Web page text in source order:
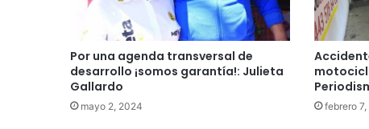
Por una agenda transversal de
desarrollo ¡somos garantía!: Julieta
Gallardo
mayo 2, 2024 febrero